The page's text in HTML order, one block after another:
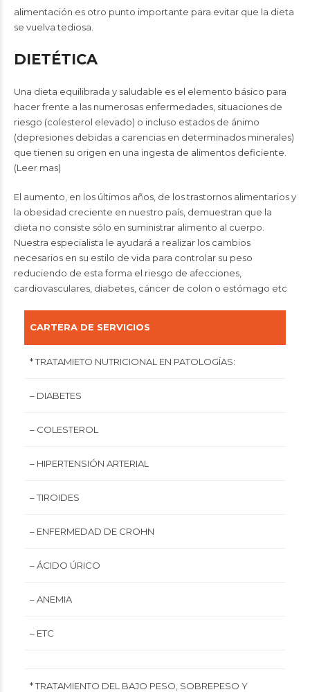
alimentación es otro punto importante para evitar que la dieta
se vuelva tediosa.
DIETÉTICA
Una dieta equilibrada y saludable es el elemento básico para
hacer frente a las numerosas enfermedades, situaciones de
riesgo (colesterol elevado) o incluso estados de ánimo
(depresiones debidas a carencias en determinados minerales)
que tienen su origen en una ingesta de alimentos deficiente.
(Leer mas)
El aumento, en los últimos años, de los trastornos alimentarios y
la obesidad creciente en nuestro país, demuestran que la
dieta no consiste sólo en suministrar alimento al cuerpo.
Nuestra especialista le ayudará a realizar los cambios
necesarios en su estilo de vida para controlar su peso
reduciendo de esta forma el riesgo de afecciones,
cardiovasculares, diabetes, cáncer de colon o estómago etc
CARTERA DE SERVICIOS
* TRATAMIETO NUTRICIONAL EN PATOLOGÍAS:
– DIABETES
– COLESTEROL
– HIPERTENSIÓN ARTERIAL
– TIROIDES
– ENFERMEDAD DE CROHN
– ÁCIDO ÚRICO
– ANEMIA
– ETC
* TRATAMIENTO DEL BAJO PESO, SOBREPESO Y